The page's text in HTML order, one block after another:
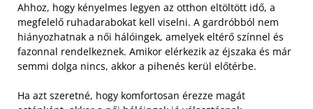
Ahhoz, hogy kényelmes legyen az otthon eltöltött idő, a
megfelelő ruhadarabokat kell viselni. A gardróbból nem
hiányozhatnak a női hálóingek, amelyek eltérő színnel és
fazonnal rendelkeznek. Amikor elérkezik az éjszaka és már
semmi dolga nincs, akkor a pihenés kerül előtérbe.
Ha azt szeretné, hogy komfortosan érezze magát